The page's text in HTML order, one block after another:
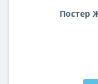
Постер